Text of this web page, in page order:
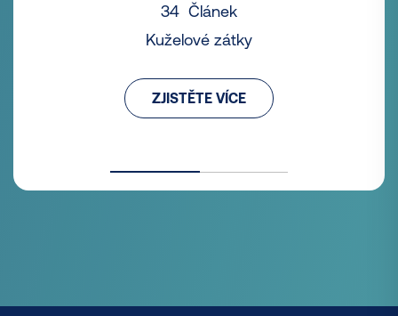
34 Článek
Kuželové zátky
ZJISTĚTE VÍCE